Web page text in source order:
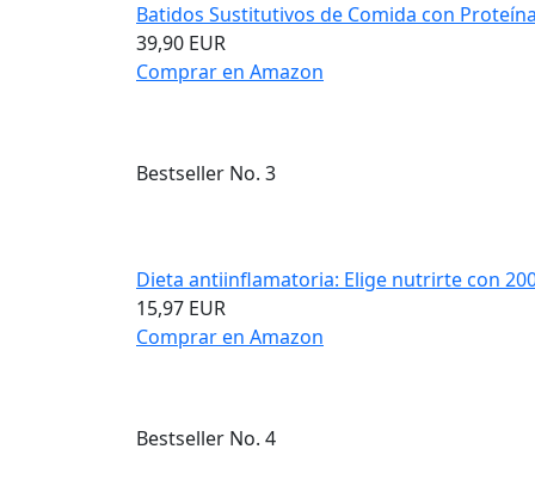
Batidos Sustitutivos de Comida con
39,90 EUR
Comprar en Amazon
Bestseller No. 3
Dieta antiinflamatoria: Elige nutrirte con
15,97 EUR
Comprar en Amazon
Bestseller No. 4